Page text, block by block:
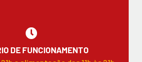
DE FUNCIONAMENTO